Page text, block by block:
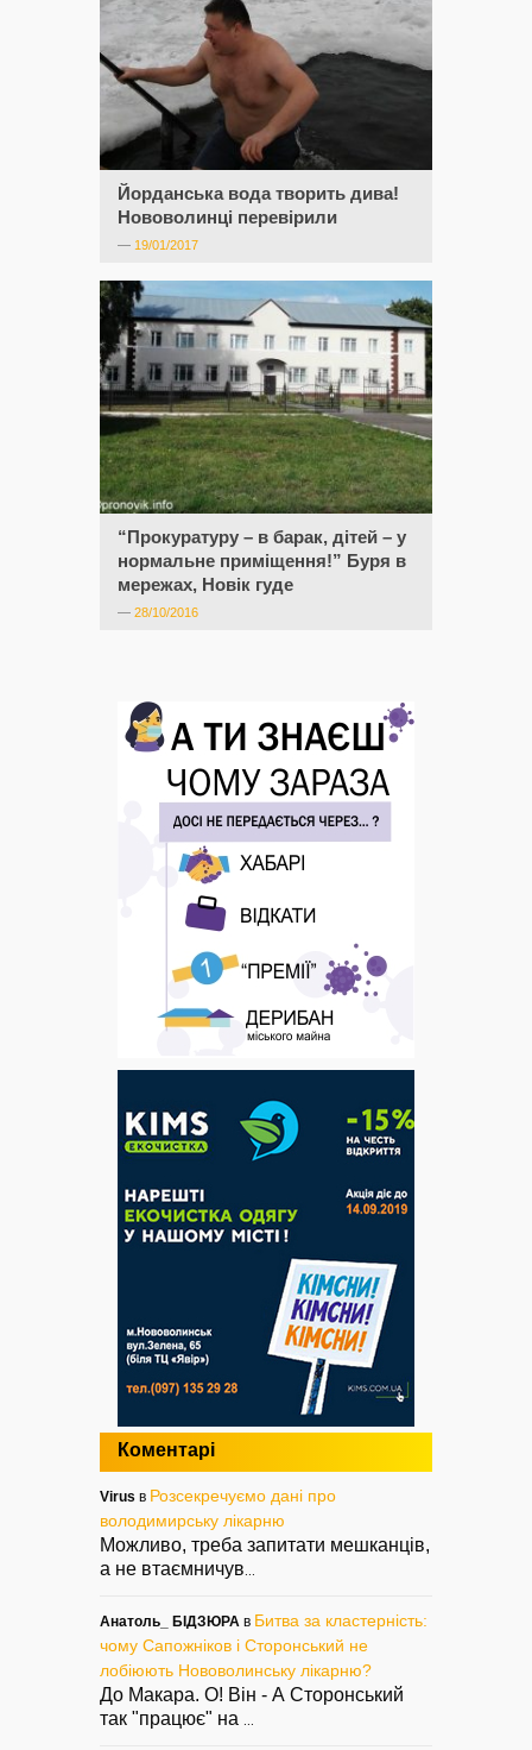
Йорданська вода творить дива!
Нововолинці перевірили
— 19/01/2017
“Прокуратуру – в барак, дітей – у
нормальне приміщення!” Буря в
мережах, Новік гуде
— 28/10/2016
Коментарі
Virus в Розсекречуємо дані про
володимирську лікарню
Можливо, треба запитати мешканців,
а не втаємничув...
Анатоль_ БІДЗЮРА в Битва за кластерність:
чому Сапожніков і Сторонський не
лобіюють Нововолинську лікарню?
До Макара. О! Він - А Сторонський
так "працює" на ...